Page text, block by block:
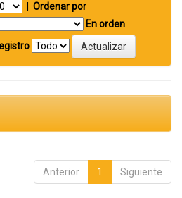
Ordenar por
En orden
Anterior 1 Siguiente